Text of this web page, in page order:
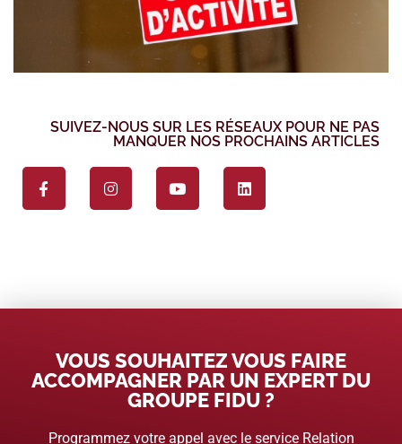
SUIVEZ-NOUS SUR LES RÉSEAUX POUR NE PAS
MANQUER NOS PROCHAINS ARTICLES
VOUS SOUHAITEZ VOUS FAIRE
ACCOMPAGNER PAR UN EXPERT DU
GROUPE FIDU ?
Programmez votre appel avec le service Relation